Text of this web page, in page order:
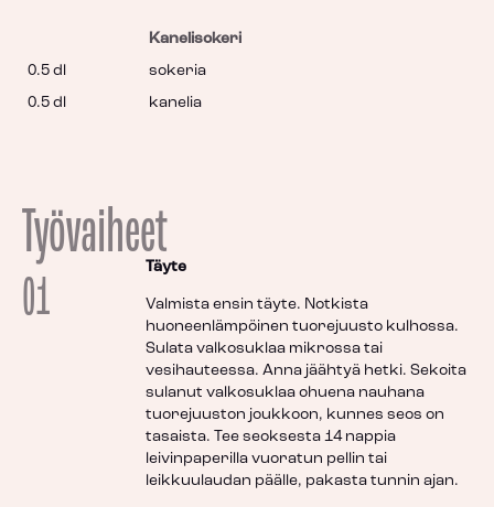
Kanelisokeri
sokeria
0.5 dl
kanelia
0.5 dl
Työvaiheet
01
Täyte
Valmista ensin täyte. Notkista
huoneenlämpöinen tuorejuusto kulhossa.
Sulata valkosuklaa mikrossa tai
vesihauteessa. Anna jäähtyä hetki. Sekoita
sulanut valkosuklaa ohuena nauhana
tuorejuuston joukkoon, kunnes seos on
tasaista. Tee seoksesta 14 nappia
leivinpaperilla vuoratun pellin tai
leikkuulaudan päälle, pakasta tunnin ajan.